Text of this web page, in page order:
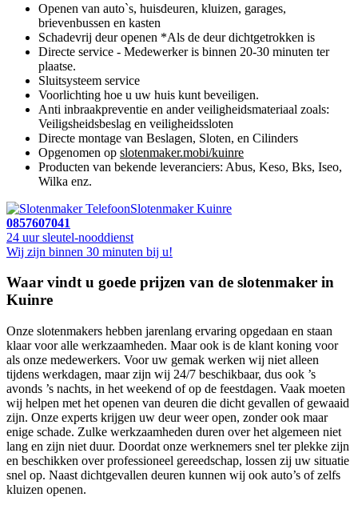
Openen van auto`s, huisdeuren, kluizen, garages,
brievenbussen en kasten
Schadevrij deur openen *Als de deur dichtgetrokken is
Directe service - Medewerker is binnen 20-30 minuten ter
plaatse.
Sluitsysteem service
Voorlichting hoe u uw huis kunt beveiligen.
Anti inbraakpreventie en ander veiligheidsmateriaal zoals:
Veiligsheidsbeslag en veiligheidssloten
Directe montage van Beslagen, Sloten, en Cilinders
Opgenomen op slotenmaker.mobi/kuinre
Producten van bekende leveranciers: Abus, Keso, Bks, Iseo,
Wilka enz.
Slotenmaker Kuinre
0857607041
24 uur sleutel-nooddienst
Wij zijn binnen 30 minuten bij u!
Waar vindt u goede prijzen van de slotenmaker in
Kuinre
Onze slotenmakers hebben jarenlang ervaring opgedaan en staan
klaar voor alle werkzaamheden. Maar ook is de klant koning voor
als onze medewerkers. Voor uw gemak werken wij niet alleen
tijdens werkdagen, maar zijn wij 24/7 beschikbaar, dus ook ’s
avonds ’s nachts, in het weekend of op de feestdagen. Vaak moeten
wij helpen met het openen van deuren die dicht gevallen of gewaaid
zijn. Onze experts krijgen uw deur weer open, zonder ook maar
enige schade. Zulke werkzaamheden duren over het algemeen niet
lang en zijn niet duur. Doordat onze werknemers snel ter plekke zijn
en beschikken over professioneel gereedschap, lossen zij uw situatie
snel op. Naast dichtgevallen deuren kunnen wij ook auto’s of zelfs
kluizen openen.